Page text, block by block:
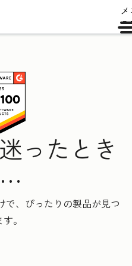
ったとき
で、ぴったりの製品が見つ
。